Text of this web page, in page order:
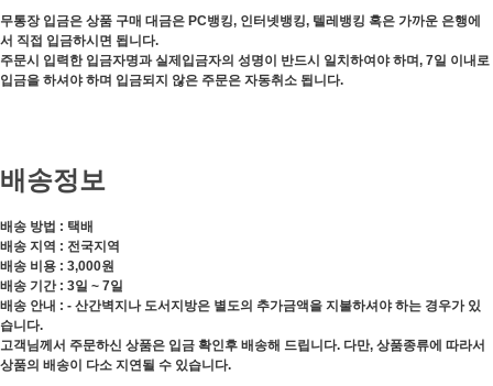
무통장 입금은 상품 구매 대금은 PC뱅킹, 인터넷뱅킹, 텔레뱅킹 혹은 가까운 은행에
서 직접 입금하시면 됩니다.
주문시 입력한 입금자명과 실제입금자의 성명이 반드시 일치하여야 하며, 7일 이내로
입금을 하셔야 하며 입금되지 않은 주문은 자동취소 됩니다.
배송정보
배송 방법 : 택배
배송 지역 : 전국지역
배송 비용 : 3,000원
배송 기간 : 3일 ~ 7일
배송 안내 : - 산간벽지나 도서지방은 별도의 추가금액을 지불하셔야 하는 경우가 있
습니다.
고객님께서 주문하신 상품은 입금 확인후 배송해 드립니다. 다만, 상품종류에 따라서
상품의 배송이 다소 지연될 수 있습니다.